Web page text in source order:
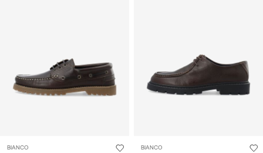
BIANCO BIANCO